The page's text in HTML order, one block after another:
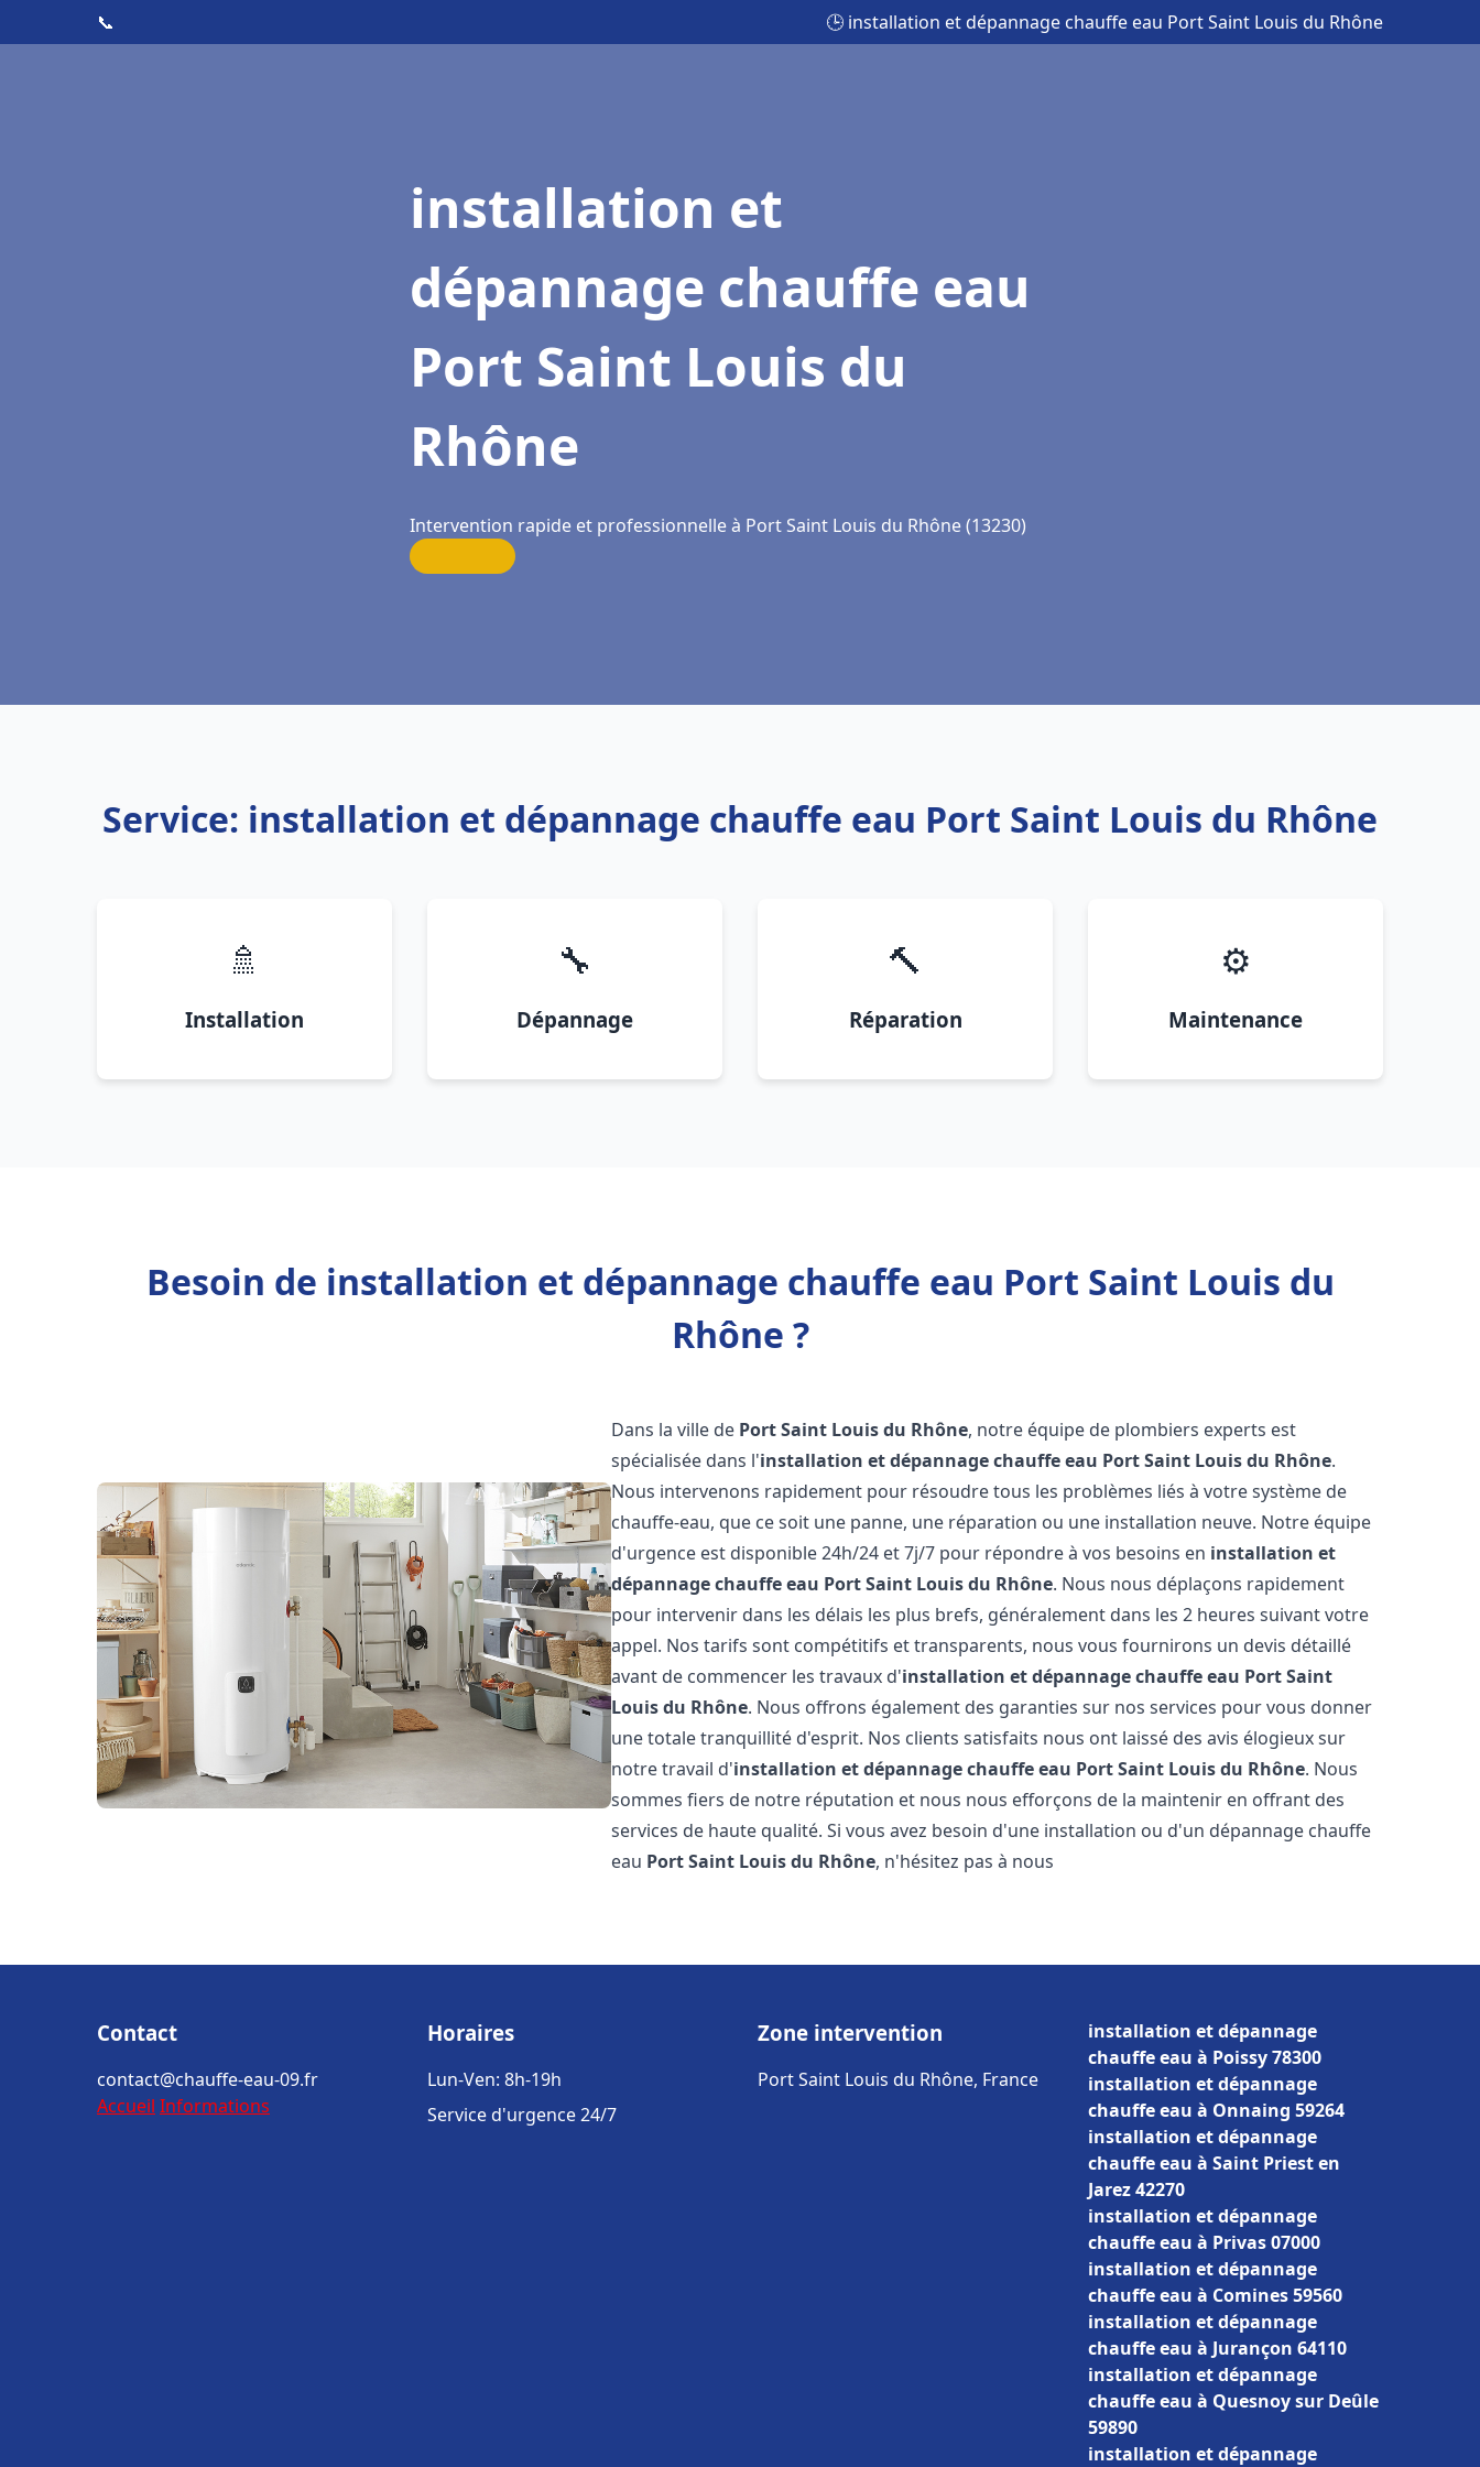
📞 🕒 installation et dépannage chauffe eau Port Saint Louis du Rhône
installation et
dépannage chauffe eau
Port Saint Louis du
Rhône
Intervention rapide et professionnelle à Port Saint Louis du Rhône (13230)
Service: installation et dépannage chauffe eau Port Saint Louis du Rhône
🚿
Installation
🔧
Dépannage
🔨
Réparation
⚙️
Maintenance
Besoin de installation et dépannage chauffe eau Port Saint Louis du
Rhône ?
Dans la ville de Port Saint Louis du Rhône, notre équipe de plombiers experts est
spécialisée dans l'installation et dépannage chauffe eau Port Saint Louis du Rhône.
Nous intervenons rapidement pour résoudre tous les problèmes liés à votre système de
chauffe-eau, que ce soit une panne, une réparation ou une installation neuve. Notre équipe
d'urgence est disponible 24h/24 et 7j/7 pour répondre à vos besoins en installation et
dépannage chauffe eau Port Saint Louis du Rhône. Nous nous déplaçons rapidement
pour intervenir dans les délais les plus brefs, généralement dans les 2 heures suivant votre
appel. Nos tarifs sont compétitifs et transparents, nous vous fournirons un devis détaillé
avant de commencer les travaux d'installation et dépannage chauffe eau Port Saint
Louis du Rhône. Nous offrons également des garanties sur nos services pour vous donner
une totale tranquillité d'esprit. Nos clients satisfaits nous ont laissé des avis élogieux sur
notre travail d'installation et dépannage chauffe eau Port Saint Louis du Rhône. Nous
sommes fiers de notre réputation et nous nous efforçons de la maintenir en offrant des
services de haute qualité. Si vous avez besoin d'une installation ou d'un dépannage chauffe
eau Port Saint Louis du Rhône, n'hésitez pas à nous
Contact
contact@chauffe-eau-09.fr
Accueil Informations
Horaires
Lun-Ven: 8h-19h
Service d'urgence 24/7
Zone intervention
Port Saint Louis du Rhône, France
installation et dépannage
chauffe eau à Poissy 78300
installation et dépannage
chauffe eau à Onnaing 59264
installation et dépannage
chauffe eau à Saint Priest en
Jarez 42270
installation et dépannage
chauffe eau à Privas 07000
installation et dépannage
chauffe eau à Comines 59560
installation et dépannage
chauffe eau à Jurançon 64110
installation et dépannage
chauffe eau à Quesnoy sur Deûle
59890
installation et dépannage